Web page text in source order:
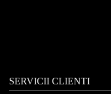
SERVICII CLIENTI